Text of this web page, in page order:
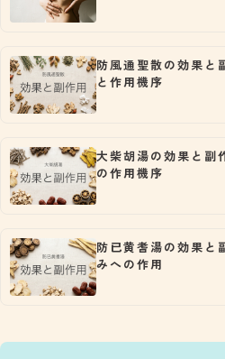
防風通聖散の効果と
と作用機序
大柴胡湯の効果と副
の作用機序
防已黄耆湯の効果と
みへの作用